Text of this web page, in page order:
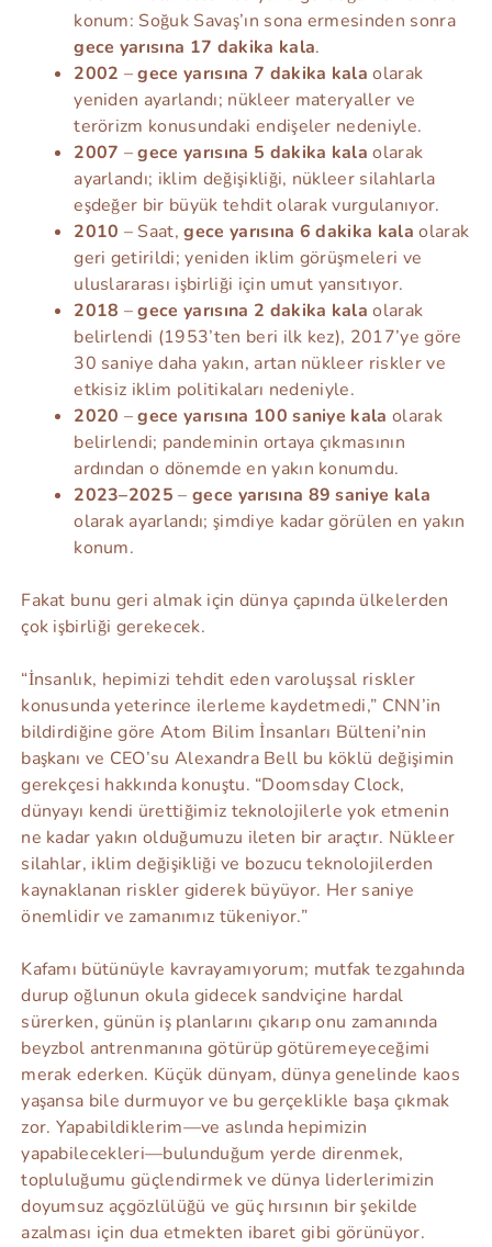
konum: Soğuk Savaş’ın sona ermesinden sonra
gece yarısına 17 dakika kala.
2002 –gece yarısına 7 dakika kala olarak
yeniden ayarlandı; nükleer materyaller ve
terörizm konusundaki endişeler nedeniyle.
2007 –gece yarısına 5 dakika kala olarak
ayarlandı; iklim değişikliği, nükleer silahlarla
eşdeğer bir büyük tehdit olarak vurgulanıyor.
2010 – Saat,gece yarısına 6 dakika kala olarak
geri getirildi; yeniden iklim görüşmeleri ve
uluslararası işbirliği için umut yansıtıyor.
2018 –gece yarısına 2 dakika kala olarak
belirlendi (1953’ten beri ilk kez), 2017’ye göre
30 saniye daha yakın, artan nükleer riskler ve
etkisiz iklim politikaları nedeniyle.
2020 –gece yarısına 100 saniye kala olarak
belirlendi; pandeminin ortaya çıkmasının
ardından o dönemde en yakın konumdu.
2023–2025 –gece yarısına 89 saniye kala
olarak ayarlandı; şimdiye kadar görülen en yakın
konum.
Fakat bunu geri almak için dünya çapında ülkelerden
çok işbirliği gerekecek.
“İnsanlık, hepimizi tehdit eden varoluşsal riskler
konusunda yeterince ilerleme kaydetmedi,” CNN’in
bildirdiğine göre Atom Bilim İnsanları Bülteni’nin
başkanı ve CEO’su Alexandra Bell bu köklü değişimin
gerekçesi hakkında konuştu. “Doomsday Clock,
dünyayı kendi ürettiğimiz teknolojilerle yok etmenin
ne kadar yakın olduğumuzu ileten bir araçtır. Nükleer
silahlar, iklim değişikliği ve bozucu teknolojilerden
kaynaklanan riskler giderek büyüyor. Her saniye
önemlidir ve zamanımız tükeniyor.”
Kafamı bütünüyle kavrayamıyorum; mutfak tezgahında
durup oğlunun okula gidecek sandviçine hardal
sürerken, günün iş planlarını çıkarıp onu zamanında
beyzbol antrenmanına götürüp götüremeyeceğimi
merak ederken. Küçük dünyam, dünya genelinde kaos
yaşansa bile durmuyor ve bu gerçeklikle başa çıkmak
zor. Yapabildiklerim—ve aslında hepimizin
yapabilecekleri—bulunduğum yerde direnmek,
topluluğumu güçlendirmek ve dünya liderlerimizin
doyumsuz açgözlülüğü ve güç hırsının bir şekilde
azalması için dua etmekten ibaret gibi görünüyor.